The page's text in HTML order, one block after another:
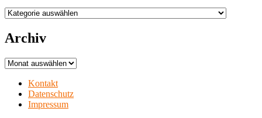
Aufführungsorte
Archiv
Archiv
Kontakt
Datenschutz
Impressum